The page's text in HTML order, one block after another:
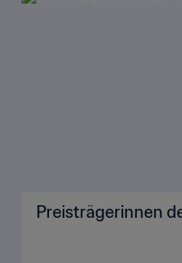
Preisträgerinnen